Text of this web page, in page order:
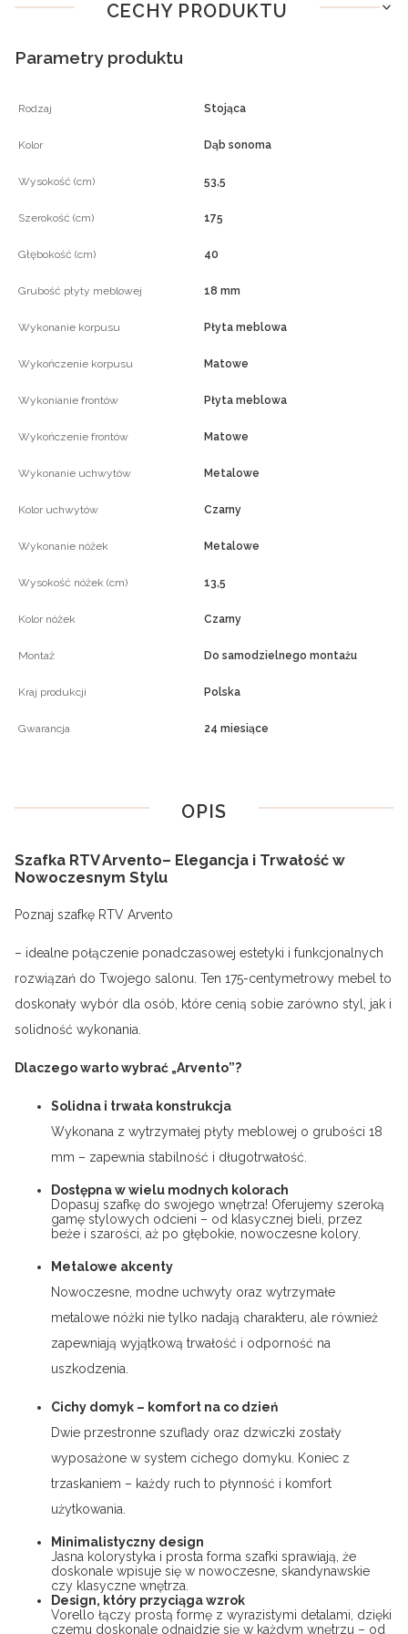
CECHY PRODUKTU
Parametry produktu
Rodzaj Stojąca
Kolor Dąb sonoma
Wysokość (cm) 53,5
Szerokość (cm) 175
Głębokość (cm) 40
Grubość płyty meblowej 18 mm
Wykonanie korpusu Płyta meblowa
Wykończenie korpusu Matowe
Wykonianie frontów Płyta meblowa
Wykończenie frontów Matowe
Wykonanie uchwytów Metalowe
Kolor uchwytów Czarny
Wykonanie nóżek Metalowe
Wysokość nóżek (cm) 13,5
Kolor nóżek Czarny
Montaż Do samodzielnego montażu
Kraj produkcji Polska
Gwarancja 24 miesiące
OPIS
Szafka RTV Arvento– Elegancja i Trwałość w
Nowoczesnym Stylu
Poznaj szafkę RTV Arvento
– idealne połączenie ponadczasowej estetyki i funkcjonalnych
rozwiązań do Twojego salonu. Ten 175-centymetrowy mebel to
doskonały wybór dla osób, które cenią sobie zarówno styl, jak i
solidność wykonania.
Dlaczego warto wybrać „Arvento”?
Solidna i trwała konstrukcja
Wykonana z wytrzymałej płyty meblowej o grubości 18
mm – zapewnia stabilność i długotrwałość.
Dostępna w wielu modnych kolorach
Dopasuj szafkę do swojego wnętrza! Oferujemy szeroką
gamę stylowych odcieni – od klasycznej bieli, przez
beże i szarości, aż po głębokie, nowoczesne kolory.
Metalowe akcenty
Nowoczesne, modne uchwyty oraz wytrzymałe
metalowe nóżki nie tylko nadają charakteru, ale również
zapewniają wyjątkową trwałość i odporność na
uszkodzenia.
Cichy domyk – komfort na co dzień
Dwie przestronne szuflady oraz dzwiczki zostały
wyposażone w system cichego domyku. Koniec z
trzaskaniem – każdy ruch to płynność i komfort
użytkowania.
Minimalistyczny design
Jasna kolorystyka i prosta forma szafki sprawiają, że
doskonale wpisuje się w nowoczesne, skandynawskie
czy klasyczne wnętrza.
Design, który przyciąga wzrok
Vorello łączy prostą formę z wyrazistymi detalami, dzięki
czemu doskonale odnajdzie się w każdym wnętrzu – od